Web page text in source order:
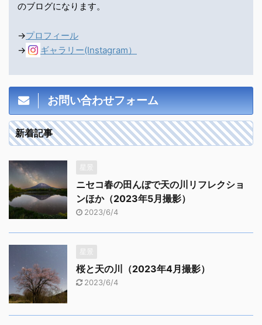
のブログになります。
→プロフィール
→
ギャラリー(Instagram）
お問い合わせフォーム
新着記事
星景
ニセコ春の田んぼで天の川リフレクショ
ンほか（2023年5月撮影）
2023/6/4
星景
桜と天の川（2023年4月撮影）
2023/6/4